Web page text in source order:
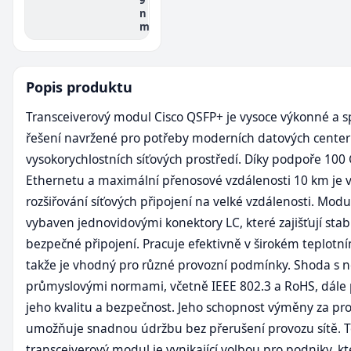
n
m
Popis produktu
Transceiverový modul Cisco QSFP+ je vysoce výkonné a
řešení navržené pro potřeby moderních datových
vysokorychlostních síťových prostředí. Díky podpoře 100
Ethernetu a maximální přenosové vzdálenosti 10 km je
rozšiřování síťových připojení na velké vzdálenosti.
vybaven jednovidovými konektory LC, které zajišťují
bezpečné připojení. Pracuje efektivně v širokém
takže je vhodný pro různé provozní podmínky. Shoda s
průmyslovými normami, včetně IEEE 802.3 a RoHS,
jeho kvalitu a bezpečnost. Jeho schopnost výměny za
umožňuje snadnou údržbu bez přerušení provozu sítě.